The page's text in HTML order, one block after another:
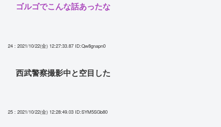
ゴルゴでこんな話あったな
24 : 2021/10/22(金) 12:27:33.87 ID:Qw8gnapn0
西武警察撮影中と空目した
25 : 2021/10/22(金) 12:28:49.03 ID:SYM5SGb80